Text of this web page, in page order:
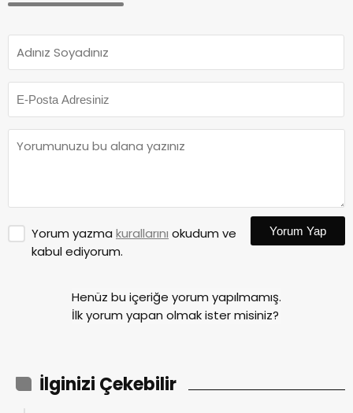
Yorum yazma kurallarını okudum ve
kabul ediyorum.
Yorum Yap
Henüz bu içeriğe yorum yapılmamış.
İlk yorum yapan olmak ister misiniz?
İlginizi Çekebilir